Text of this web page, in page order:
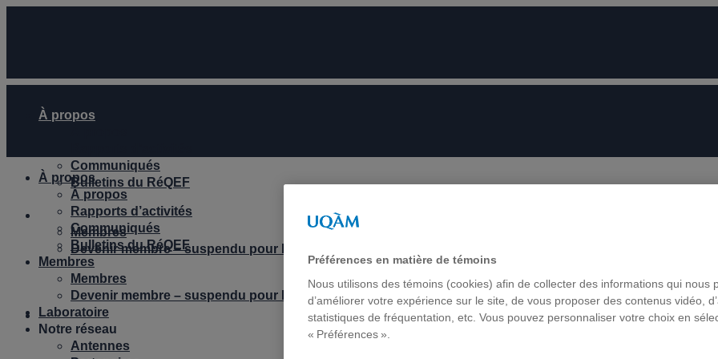
À propos
Communiqués
Bulletins du RéQEF
Membres
Membres
Devenir membre – suspendu pour le moment
Laboratoire
À propos
À propos
Rapports d’activités
Communiqués
Bulletins du RéQEF
Membres
Membres
Devenir membre – suspendu pour le moment
Laboratoire
Notre réseau
Antennes
Préférences en matière de témoins
Nous utilisons des témoins (cookies) afin de collecter des informations qui nous
d’améliorer votre expérience sur le site, de vous proposer des contenus vidéo,
statistiques de fréquentation, etc. Vous pouvez personnaliser votre choix en
« Préférences ».